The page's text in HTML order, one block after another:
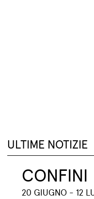
ULTIME NOTIZIE
CONFINI
20 GIUGNO - 12